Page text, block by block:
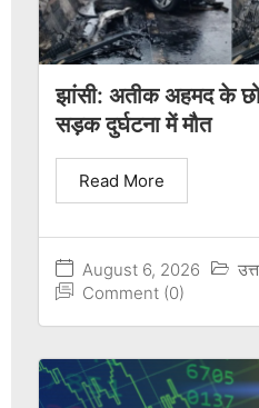
झांसी: अतीक अहमद के
सड़क दुर्घटना में मौत
August 6, 2026
Comment (0)
Read More